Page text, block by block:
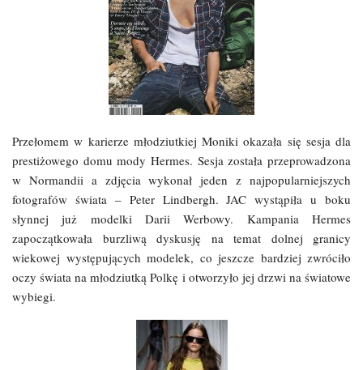
Przełomem w karierze młodziutkiej Moniki okazała się sesja dla
prestiżowego domu mody Hermes. Sesja została przeprowadzona
w Normandii a zdjęcia wykonał jeden z najpopularniejszych
fotografów świata – Peter Lindbergh. JAC wystąpiła u boku
słynnej już modelki Darii Werbowy. Kampania Hermes
zapoczątkowała burzliwą dyskusję na temat dolnej granicy
wiekowej występujących modelek, co jeszcze bardziej zwróciło
oczy świata na młodziutką Polkę i otworzyło jej drzwi na światowe
wybiegi.